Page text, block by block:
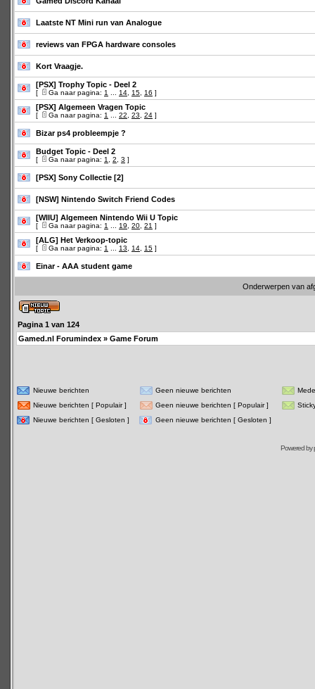
Laatste NT Mini run van Analogue
reviews van FPGA hardware consoles
Kort Vraagje.
[PSX] Trophy Topic - Deel 2
[ Ga naar pagina: 1 14 15 16 ]
[PSX] Algemeen Vragen Topic
[ Ga naar pagina: 1 22 23 24 ]
Bizar ps4 probleempje ?
Budget Topic - Deel 2
[ Ga naar pagina: 1 2 3 ]
[PSX] Sony Collectie [2]
[NSW] Nintendo Switch Friend Codes
[WIIU] Algemeen Nintendo Wii U Topic
[ Ga naar pagina: 1 19 20 21 ]
[ALG] Het Verkoop-topic
[ Ga naar pagina: 1 13 14 15 ]
Einar - AAA student game
Onderwerpen van
Pagina 1 van 124
Gamed.nl Forumindex » Game Forum
Nieuwe berichten Geen nieuwe berichten
Nieuwe berichten [ Populair ]
Geen nieuwe berichten [ Populair ]
Nieuwe berichten [ Gesloten ]
Geen nieuwe berichten [ Gesloten ]
Powered by